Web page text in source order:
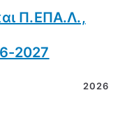
Π.ΕΠΑ.Λ.,
2027
2026